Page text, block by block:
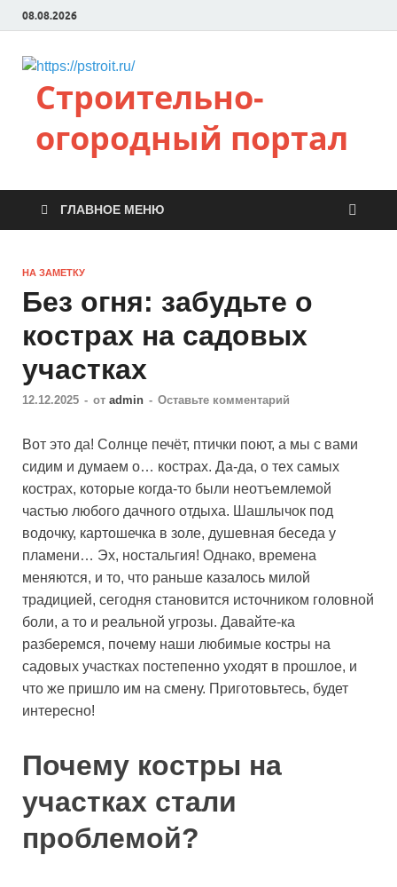
08.08.2026
Строительно-
огородный портал
ГЛАВНОЕ МЕНЮ
НА ЗАМЕТКУ
Без огня: забудьте о
кострах на садовых
участках
12.12.2025 - от admin - Оставьте комментарий
Вот это да! Солнце печёт, птички поют, а мы с вами
сидим и думаем о… кострах. Да-да, о тех самых
кострах, которые когда-то были неотъемлемой
частью любого дачного отдыха. Шашлычок под
водочку, картошечка в золе, душевная беседа у
пламени… Эх, ностальгия! Однако, времена
меняются, и то, что раньше казалось милой
традицией, сегодня становится источником головной
боли, а то и реальной угрозы. Давайте-ка
разберемся, почему наши любимые костры на
садовых участках постепенно уходят в прошлое, и
что же пришло им на смену. Приготовьтесь, будет
интересно!
Почему костры на
участках стали
проблемой?